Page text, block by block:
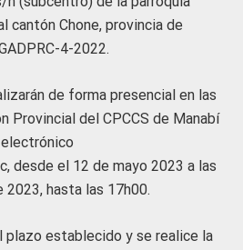
cantón Chone, provincia de
4-2022.
de forma presencial en las
Provincial del CPCCS de Manabí
desde el 12 de mayo 2023 a las
2023, hasta las 17h00.
plazo establecido y se realice la